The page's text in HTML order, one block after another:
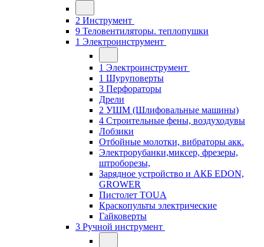
2 Инструмент
9 Теловентиляторы. теплопушки
1 Электроинструмент
1 Электроинструмент
1 Шуруповерты
3 Перфораторы
Дрели
2 УШМ (Шлифовальные машины)
4 Строительные фены, воздуходувы
Лобзики
Отбойные молотки, вибраторы акк.
Электрорубанки,миксер, фрезеры,
штроборезы,
Зарядное устройство и АКБ EDON,
GROWER
Пистолет TOUA
Краскопульты электрические
Гайковерты
3 Ручной инструмент